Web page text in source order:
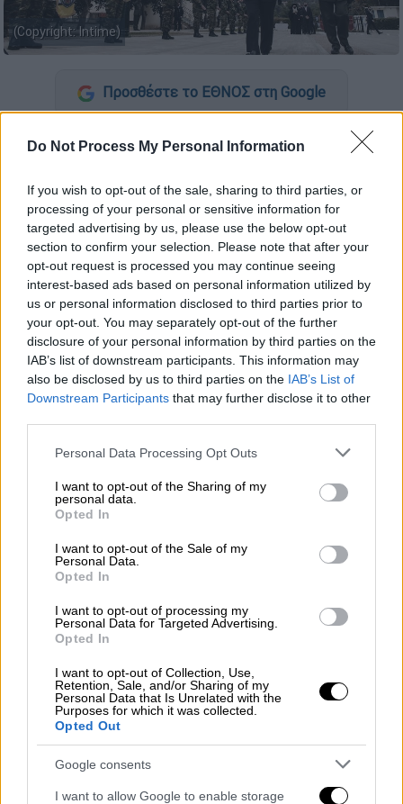
Do Not Process My Personal Information
If you wish to opt-out of the sale, sharing to third parties, or
processing of your personal or sensitive information for
targeted advertising by us, please use the below opt-out
section to confirm your selection. Please note that after your
opt-out request is processed you may continue seeing
interest-based ads based on personal information utilized by
us or personal information disclosed to third parties prior to
your opt-out. You may separately opt-out of the further
disclosure of your personal information by third parties on the
IAB’s list of downstream participants. This information may
also be disclosed by us to third parties on the IAB’s List of
Downstream Participants that may further disclose it to other
Please note that this website/app uses one or more Google
not limited to your visit or usage behaviour. You may click to
grant or deny consent to Google and its third-party tags to
use your data for below specified purposes in below Google
consent section.
Personal Data Processing Opt Outs
I want to opt-out of the Sharing of my
personal data.
Opted In
I want to opt-out of the Sale of my
Personal Data.
Opted In
I want to opt-out of processing my
Personal Data for Targeted Advertising.
Opted In
I want to opt-out of Collection, Use,
Retention, Sale, and/or Sharing of my
Personal Data that Is Unrelated with the
Purposes for which it was collected.
Opted Out
Google consents
I want to allow Google to enable storage
(Copyright: Intime)
Προσθέστε το ΕΘΝΟΣ στη Google
Κορυφαίο γεγονός τηςΕλληνικής
συγκρότησης του Έθνους μας χαρακτήρισε η
Πρόεδρος της ΔημοκρατίαςΚατερίνα
Σακελλαροπούλουτην Α΄ Εθνοσυνέλευση της
Επιδαύρου, υπογραμμίζοντας ότι «το
Σύνταγμα της Επιδαύρου, δημοκρατικό και
φιλελεύθερο, δεν εκφράζει μόνο τον αγώνα
για την ανεξαρτησία, αλλά και το αίτημα για
πολιτική ελευθερία» και προσθέτοντας ότι
«στις νεωτερικές του αρχές, όπως η
αντιπροσώπευση, η διάκριση των εξουσιών
και τα δικαιώματα, θεμελιώθηκε το
σύγχρονο ελληνικό κράτος».
Από τη Νέα Επίδαυρο, όπου παρέστη στον
εορτασμό για την 199η επέτειο της Α΄
Πρόεδρος της Δημοκρατίας τόνισε:
«Βρισκόμαστε σήμερα εδώ για να τιμήσουμε
ένα κορυφαίο γεγονός της Ελληνικής
Επανάστασης και της πολιτικής
συγκρότησης του Έθνους μας. Η Α΄
Εθνοσυνέλευση της Επιδαύρου συνέταξε και
ψήφισε, τον Ιανουάριο του 1822, τη
Διακήρυξη της Ανεξαρτησίας και το “
Προσωρινόν Πολίτευμα της Ελλάδος”, που
αποτελεί το πρώτο Σύνταγμα της χώρας
μας».